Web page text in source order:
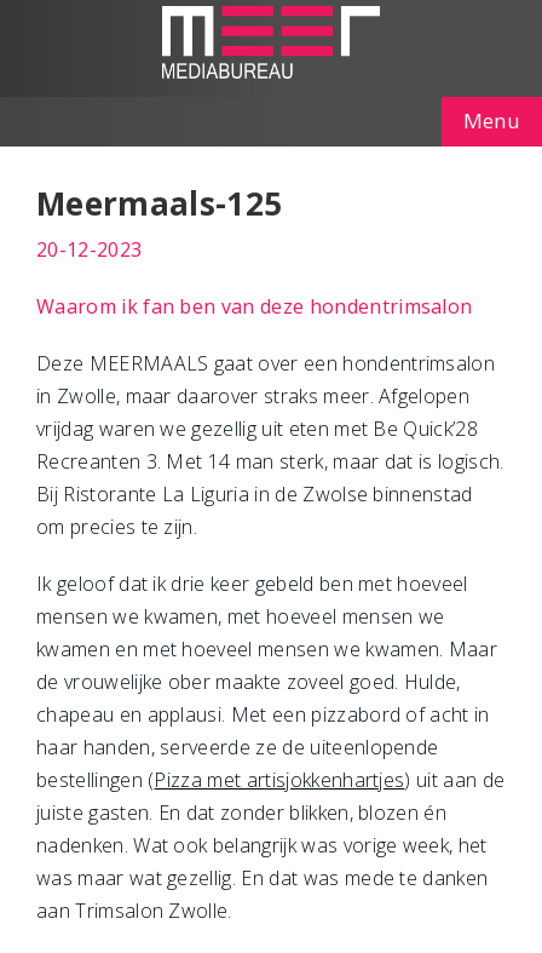
Menu
Meermaals-125
20-12-2023
Waarom ik fan ben van deze hondentrimsalon
Deze MEERMAALS gaat over een hondentrimsalon
in Zwolle, maar daarover straks meer. Afgelopen
vrijdag waren we gezellig uit eten met Be Quick’28
Recreanten 3. Met 14 man sterk, maar dat is logisch.
Bij Ristorante La Liguria in de Zwolse binnenstad
om precies te zijn.
Ik geloof dat ik drie keer gebeld ben met hoeveel
mensen we kwamen, met hoeveel mensen we
kwamen en met hoeveel mensen we kwamen. Maar
de vrouwelijke ober maakte zoveel goed. Hulde,
chapeau en applausi. Met een pizzabord of acht in
haar handen, serveerde ze de uiteenlopende
bestellingen (Pizza met artisjokkenhartjes) uit aan de
juiste gasten. En dat zonder blikken, blozen én
nadenken. Wat ook belangrijk was vorige week, het
was maar wat gezellig. En dat was mede te danken
aan Trimsalon Zwolle.